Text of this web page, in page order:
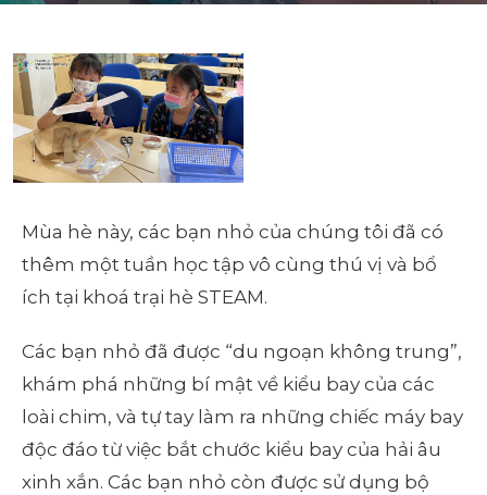
Mùa hè này, các bạn nhỏ của chúng tôi đã có
thêm một tuần học tập vô cùng thú vị và bổ
ích tại khoá trại hè STEAM.
Các bạn nhỏ đã được “du ngoạn không trung”,
khám phá những bí mật về kiểu bay của các
loài chim, và tự tay làm ra những chiếc máy bay
độc đáo từ việc bắt chước kiểu bay của hải âu
xinh xắn. Các bạn nhỏ còn được sử dụng bộ